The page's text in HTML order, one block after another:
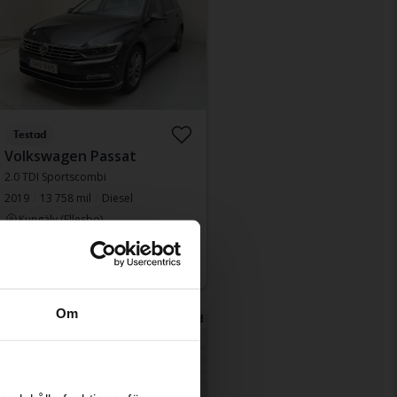
Om
Testad
Volkswagen Passat
2.0 TDI Sportscombi
2019
13 758 mil
Diesel
Kungälv (Ellesbo)
189 800 kr
1 617 kr/månad